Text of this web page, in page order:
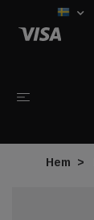
Hem